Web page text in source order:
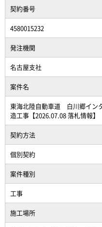
契約番号
4580015232
発注機関
名古屋支社
案件名
東海北陸自動車道 白川郷イン
造工事【2026.07.08 落札情報】
契約方法
個別契約
案件種別
工事
施工場所